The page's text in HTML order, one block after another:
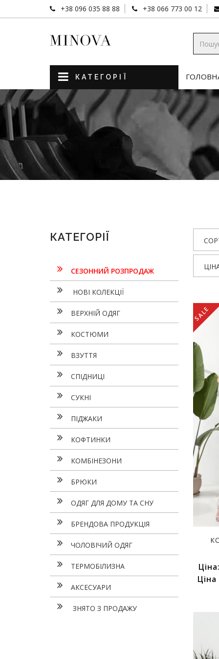
+38 096 035 88 88 +38 066 773 00 12
КАТЕГОРІЇ
КАТЕГОРІЇ
СЕЗОННИЙ РОЗПРОДАЖ
НОВІ КОЛЕКЦІЇ
ВЕРХНІЙ ОДЯГ
КОСТЮМИ
ВЗУТТЯ
СПІДНИЦІ
СУКНI
ПІДЖАКИ
КОФТИНКИ
КОМБІНЕЗОНИ
БРЮКИ
ОДЯГ ДЛЯ ДОМУ ТА СНУ
БРЕНДОВА ПРОДУКЦІЯ
ЧОЛОВІЧИЙ ОДЯГ
ТЕРМОБІЛИЗНА
АКСЕСУАРИ
ЗНЯТО З ПРОДАЖУ
SALE